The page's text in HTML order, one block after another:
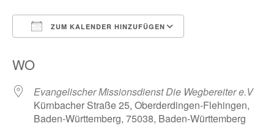
ZUM KALENDER HINZUFÜGEN
WO
Evangelischer Missionsdienst Die Wegbereiter e.V
Kürnbacher Straße 25, Oberderdingen-Flehingen,
Baden-Württemberg, 75038, Baden-Württemberg